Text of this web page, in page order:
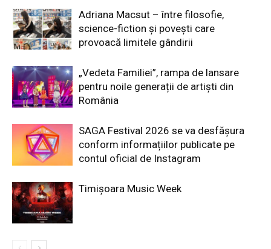
Adriana Macsut – între filosofie,
science-fiction și povești care
provoacă limitele gândirii
„Vedeta Familiei”, rampa de lansare
pentru noile generații de artiști din
România
SAGA Festival 2026 se va desfășura
conform informațiilor publicate pe
contul oficial de Instagram
Timișoara Music Week